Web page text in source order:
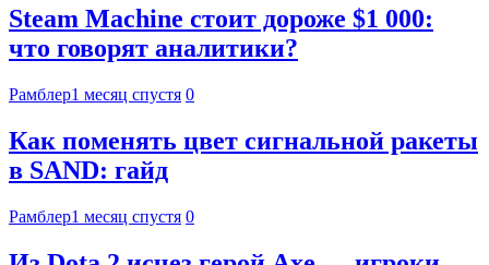
Steam Machine стоит дороже $1 000:
что говорят аналитики?
Рамблер1 месяц спустя 0
Как поменять цвет сигнальной ракеты
в SAND: гайд
Рамблер1 месяц спустя 0